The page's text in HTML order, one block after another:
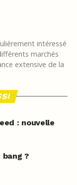
intéressé
marchés
extensive de la
: nouvelle
bang ?